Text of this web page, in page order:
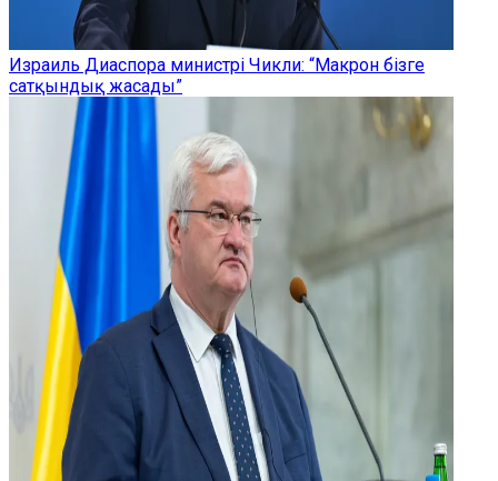
Израиль Диаспора министрі Чикли: “Макрон бізге
сатқындық жасады”